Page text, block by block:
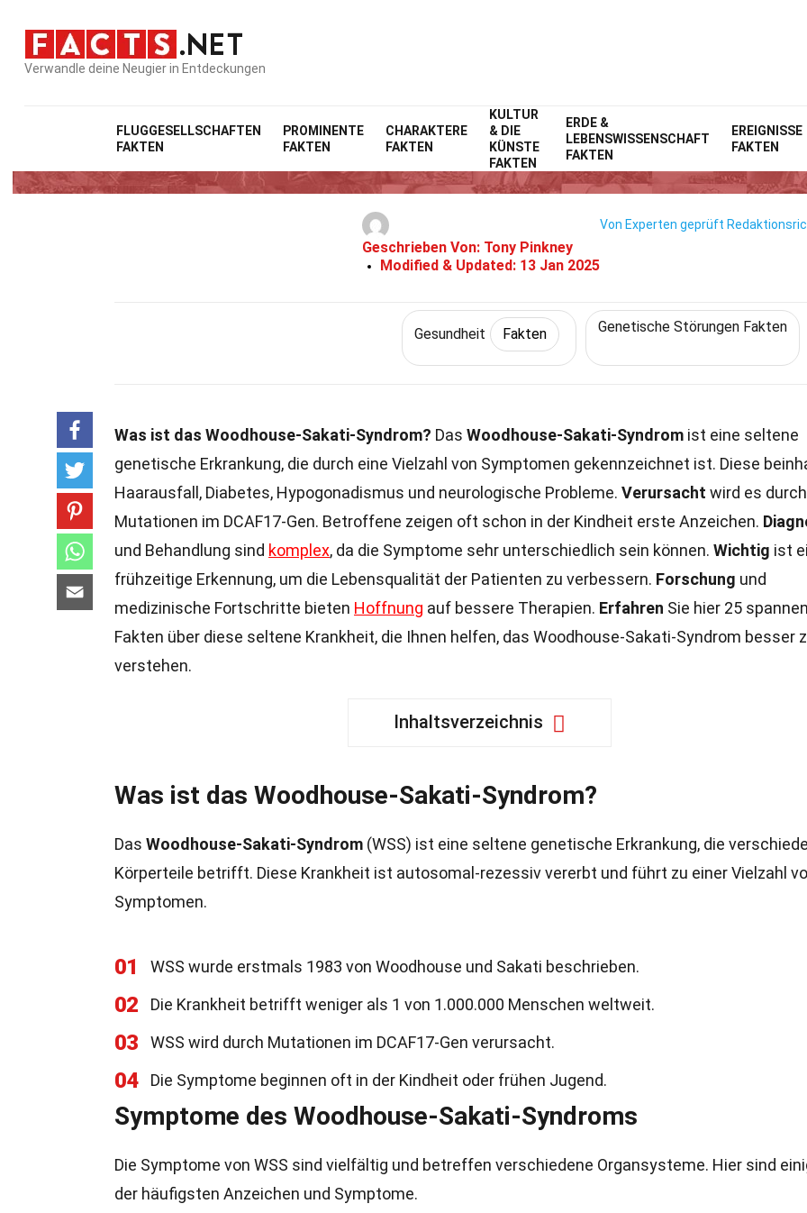
Verwandle deine Neugier in Entdeckungen
FLUGGESELLSCHAFTEN
FAKTEN
PROMINENTE
FAKTEN
CHARAKTERE
FAKTEN
KULTUR
& DIE
KÜNSTE
FAKTEN
ERDE &
LEBENSWISSENSCHAFT
FAKTEN
EREIGNISSE
FAKTEN
Home LebensstilFakten Fakten
25 Fakten Über Das Woodhouse-
Geschrieben Von: Tony Pinkney
Modified & Updated: 13 Jan 2025
Von Experten geprüft
Gesundheit Fakten Genetische Störungen Fakten
Was ist das Woodhouse-Sakati-Syndrom? Das Woodhouse-Sakati-Syndrom ist eine seltene
genetische Erkrankung, die durch eine Vielzahl von Symptomen gekennzeichnet ist. Diese
Haarausfall, Diabetes, Hypogonadismus und neurologische Probleme. Verursacht wird es durch
Mutationen im DCAF17-Gen. Betroffene zeigen oft schon in der Kindheit erste Anzeichen.
und Behandlung sind komplex, da die Symptome sehr unterschiedlich sein können. Wichtig ist
frühzeitige Erkennung, um die Lebensqualität der Patienten zu verbessern. Forschung und
medizinische Fortschritte bieten Hoffnung auf bessere Therapien. Erfahren Sie hier 25
Fakten über diese seltene Krankheit, die Ihnen helfen, das Woodhouse-Sakati-Syndrom besser
verstehen.
Inhaltsverzeichnis
Was ist das Woodhouse-Sakati-Syndrom?
Das Woodhouse-Sakati-Syndrom (WSS) ist eine seltene genetische Erkrankung, die
Körperteile betrifft. Diese Krankheit ist autosomal-rezessiv vererbt und führt zu einer Vielzahl
Symptomen.
01 WSS wurde erstmals 1983 von Woodhouse und Sakati beschrieben.
02 Die Krankheit betrifft weniger als 1 von 1.000.000 Menschen weltweit.
03 WSS wird durch Mutationen im DCAF17-Gen verursacht.
04 Die Symptome beginnen oft in der Kindheit oder frühen Jugend.
Symptome des Woodhouse-Sakati-Syndroms
Die Symptome von WSS sind vielfältig und betreffen verschiedene Organsysteme. Hier sind
der häufigsten Anzeichen und Symptome.